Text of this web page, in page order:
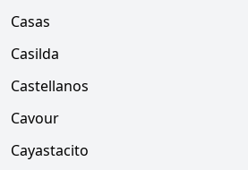
Casas
Casilda
Castellanos
Cavour
Cayastacito